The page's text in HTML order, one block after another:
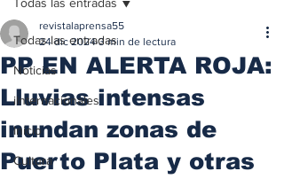
Todas las entradas
Noticias
iInternacionales
Inicio
Cultura
PP EN ALERTA ROJA:
Lluvias intensas
inundan zonas de
Puerto Plata y otras
revistalaprensa55
24 dic 2024 3 min de lectura